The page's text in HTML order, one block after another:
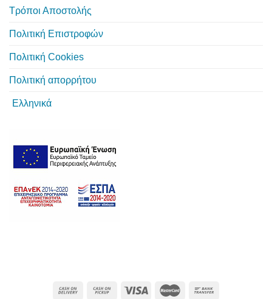
Τρόποι Αποστολής
Πολιτική Επιστροφών
Πολιτική Cookies
Πολιτική απορρήτου
Ελληνικά